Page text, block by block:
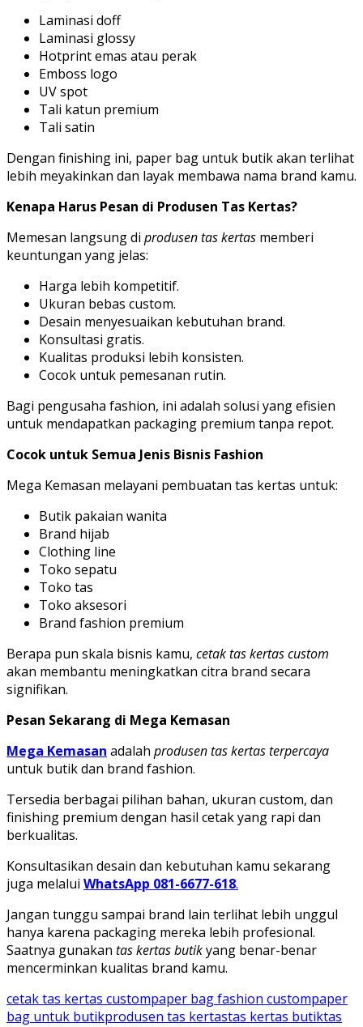
Laminasi doff
Laminasi glossy
Hotprint emas atau perak
Emboss logo
UV spot
Tali katun premium
Tali satin
Dengan finishing ini, paper bag untuk butik akan terlihat
lebih meyakinkan dan layak membawa nama brand kamu.
Kenapa Harus Pesan di Produsen Tas Kertas?
Memesan langsung di produsen tas kertas memberi
keuntungan yang jelas:
Harga lebih kompetitif.
Ukuran bebas custom.
Desain menyesuaikan kebutuhan brand.
Konsultasi gratis.
Kualitas produksi lebih konsisten.
Cocok untuk pemesanan rutin.
Bagi pengusaha fashion, ini adalah solusi yang efisien
untuk mendapatkan packaging premium tanpa repot.
Cocok untuk Semua Jenis Bisnis Fashion
Mega Kemasan melayani pembuatan tas kertas untuk:
Butik pakaian wanita
Brand hijab
Clothing line
Toko sepatu
Toko tas
Toko aksesori
Brand fashion premium
Berapa pun skala bisnis kamu, cetak tas kertas custom
akan membantu meningkatkan citra brand secara
signifikan.
Pesan Sekarang di Mega Kemasan
Mega Kemasan adalah produsen tas kertas terpercaya
untuk butik dan brand fashion.
Tersedia berbagai pilihan bahan, ukuran custom, dan
finishing premium dengan hasil cetak yang rapi dan
berkualitas.
Konsultasikan desain dan kebutuhan kamu sekarang
juga melalui WhatsApp 081-6677-618.
Jangan tunggu sampai brand lain terlihat lebih unggul
hanya karena packaging mereka lebih profesional.
Saatnya gunakan tas kertas butikyang benar-benar
mencerminkan kualitas brand kamu.
cetak tas kertas custompaper bag fashion custompaper
bag untuk butikprodusen tas kertastas kertas butiktas